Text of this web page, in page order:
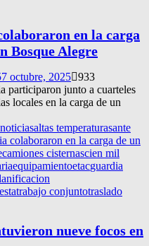
en la carga
Bosque Alegre
7 octubre, 2025 933
participaron junto a cuarteles
locales en la carga de un
altas temperaturasante
colaboraron en la carga de un
camiones cisternascien mil
equipamientoetacguardia
trabajo conjuntotraslado
nueve focos en